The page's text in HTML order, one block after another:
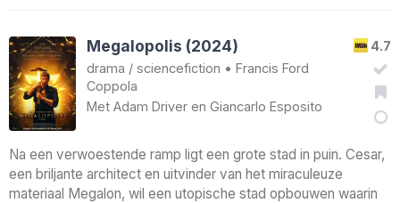
4.7
Megalopolis (2024)
drama / sciencefiction • Francis Ford
Coppola
Met Adam Driver en Giancarlo Esposito
Na een verwoestende ramp ligt een grote stad in puin. Cesar,
een briljante architect en uitvinder van het miraculeuze
materiaal Megalon, wil een utopische stad opbouwen waarin